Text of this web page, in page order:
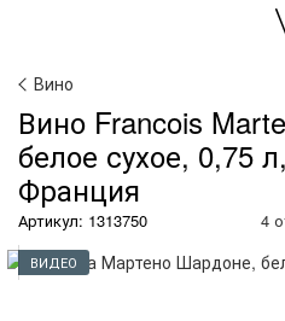
Вино
Вино Francois
белое сухое, 0,75
Франция
Артикул: 1313750 4
ВИДЕО